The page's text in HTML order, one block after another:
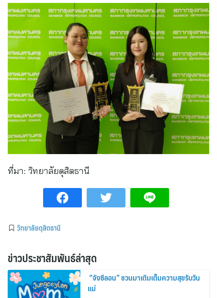
ที่มา: วิทยาลัยดุสิตธานี
วิทยาลัยดุสิตธานี
ข่าวประชาสัมพันธ์ล่าสุด
“จังซีลอน” ชวนมาเติมเต็มความสุขรับวัน
แม่